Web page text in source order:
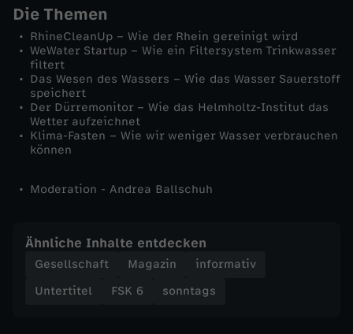
a
l
t
e
Die Themen
RhineCleanUp – Wie der Rhein gereinigt wird
WeWater Startup – Wie ein Filtersystem Trinkwasser
filtert
Das Wesen des Wassers – Wie das Wasser Sauerstoff
speichert
Der Dürremonitor – Wie das Helmholtz-Institut das
Wetter aufzeichnet
Klima-Fasten – Wie wir weniger Wasser verbrauchen
können
Moderation - Andrea Ballschuh
Ähnliche Inhalte entdecken
Gesellschaft Magazin
informativ
Untertitel
FSK 6 sonntags